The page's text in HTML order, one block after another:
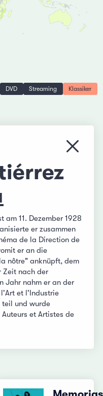
DVD Streaming Klassiker
Menü
am 11. Dezember 1928
er zusammen
de la Direction de
er an die
nôtre" anknüpft, dem
Zeit nach der
Jahr nahm er an der
et l'Industrie
und wurde
et Artistes de